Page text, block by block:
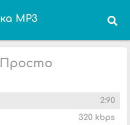
MP3
2:90
320 kbps